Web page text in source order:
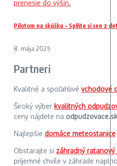
Pilotom na skúšku – Splňte si sen z
8. mája 2025
Partneri
Kvalitné a spoľahlivé vchodové
Široký výber kvalitných
ceny nájdete na odpudzovace.sk
Najlepšie domáce meteostanice
Obstarajte si záhradný
príjemné chvíle v záhrade